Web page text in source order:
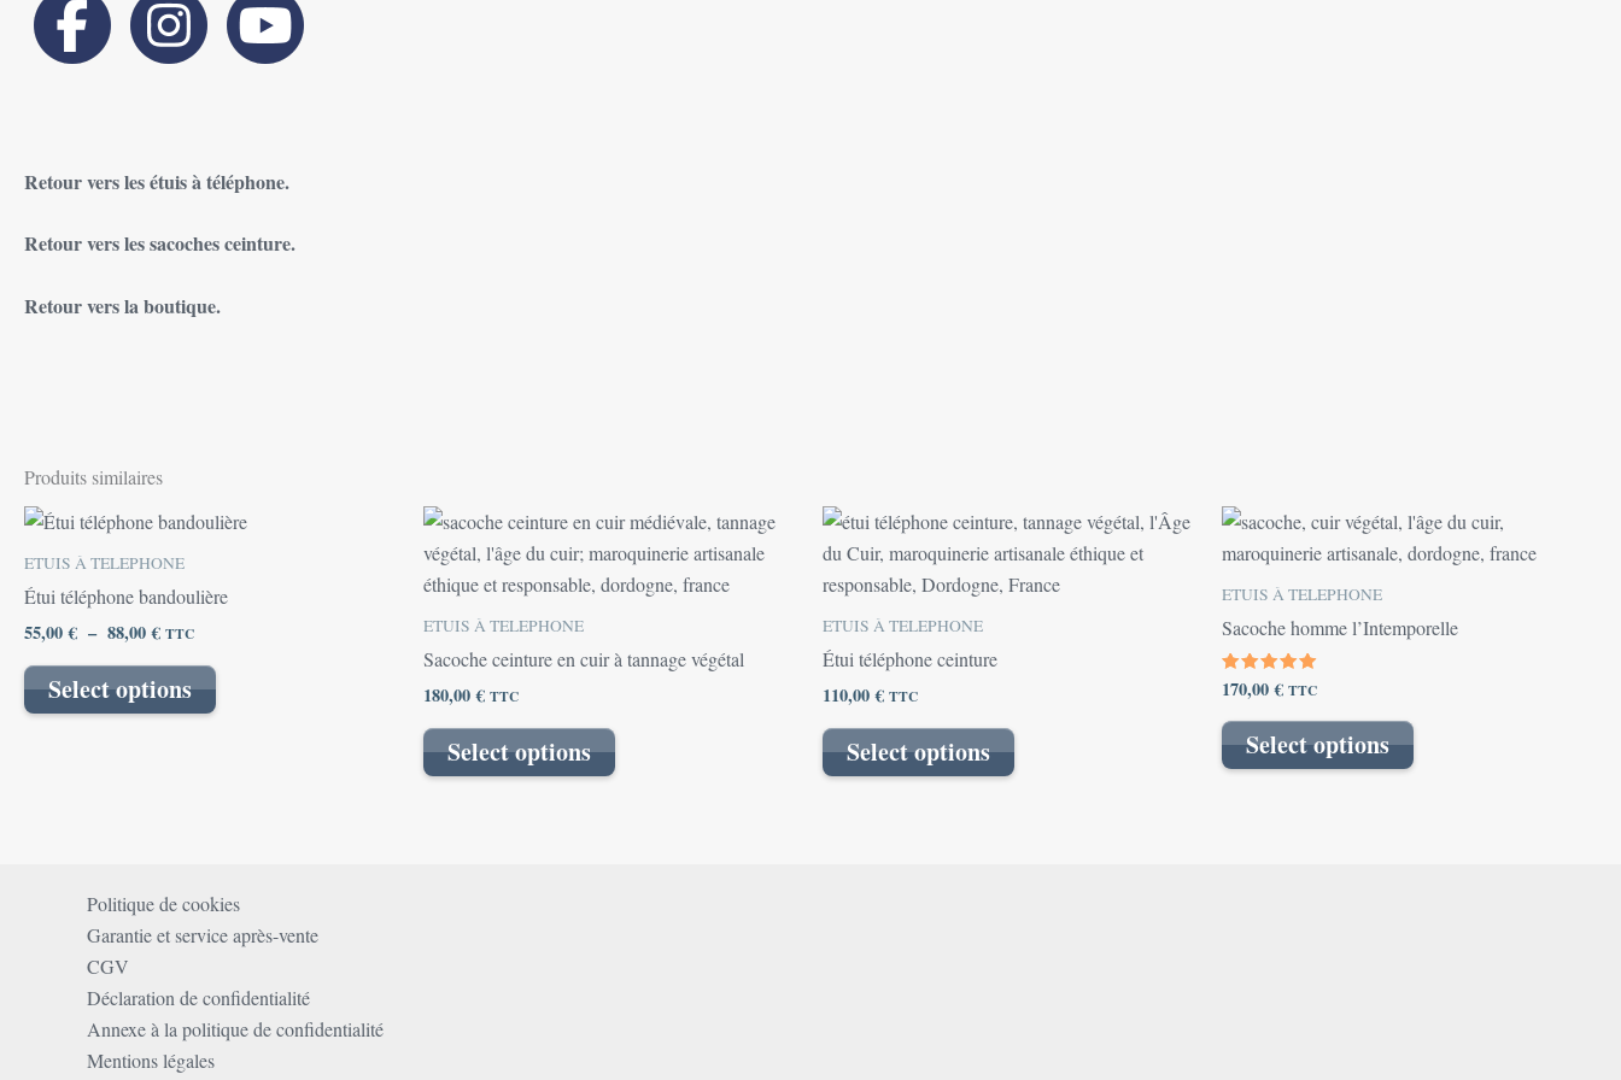
Retour vers les étuis à téléphone.
Retour vers les sacoches ceinture.
Retour vers la boutique.
Produits similaires
ETUIS À TELEPHONE
Étui téléphone bandoulière
55,00€ – 88,00€
Plage
de
prix :
à
88,00 €
TTC
Select options
Ce
Les
options
page
du
ETUIS À TELEPHONE
Sacoche ceinture en cuir à tannage végétal
180,00€ TTC
Select options
ETUIS À TELEPHONE
Étui téléphone ceinture
110,00€ TTC
Select options
ETUIS À TELEPHONE
Sacoche homme l’Intemporelle
Note
5.00
sur 5
170,00€ TTC
Select options
Politique de cookies
Garantie et service après-vente
CGV
Déclaration de confidentialité
Annexe à la politique de confidentialité
Mentions légales